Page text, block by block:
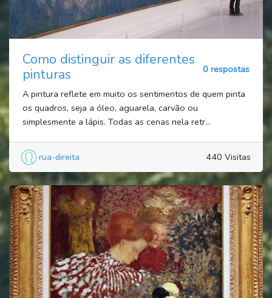
Como distinguir as diferentes
pinturas
0 respostas
A pintura reflete em muito os sentimentos de quem pinta
os quadros, seja a óleo, aguarela, carvão ou
simplesmente a lápis. Todas as cenas nela retr...
rua-direita 440 Visitas